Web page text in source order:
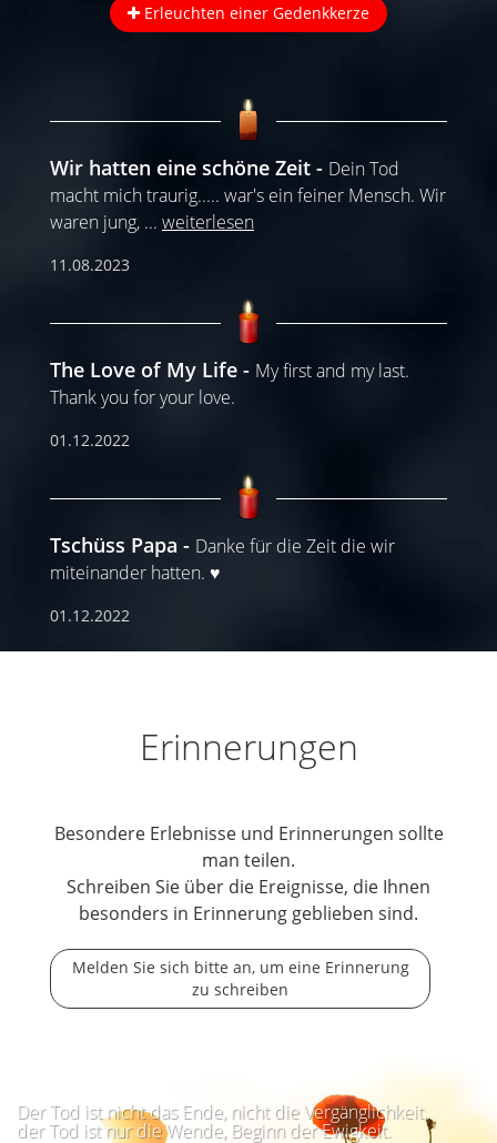
Erleuchten einer Gedenkkerze
Wir hatten eine schöne Zeit
Dein Tod
macht mich traurig..... war's ein feiner Mensch. Wir
waren jung, ... weiterlesen
11.08.2023
The Love of My Life
My first and my last.
Thank you for your love.
01.12.2022
Tschüss Papa
Danke für die Zeit die wir
miteinander hatten. ♥️
01.12.2022
Erinnerungen
Besondere Erlebnisse und Erinnerungen sollte
man teilen.
Schreiben Sie über die Ereignisse, die Ihnen
besonders in Erinnerung geblieben sind.
Melden Sie sich bitte an, um eine Erinnerung
zu schreiben
Der Tod ist nicht das Ende, nicht die Vergänglichkeit,
der Tod ist nur die Wende, Beginn der Ewigkeit.